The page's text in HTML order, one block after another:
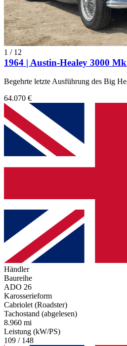
1 / 12
1964 | Austin-Healey 3000
Begehrte letzte Ausführung des Big
64.070 €
Händler
Baureihe
ADO 26
Karosserieform
Cabriolet (Roadster)
Tachostand (abgelesen)
8.960 mi
Leistung (kW/PS)
109 / 148